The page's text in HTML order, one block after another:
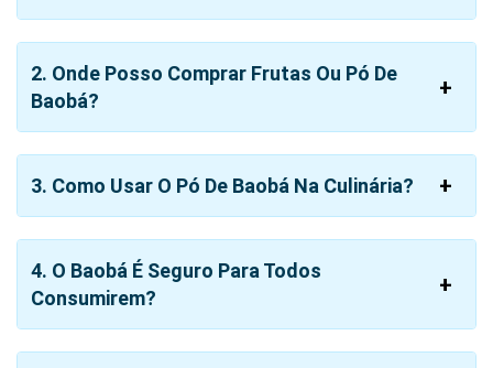
2. Onde Posso Comprar Frutas Ou Pó De
Baobá?
3. Como Usar O Pó De Baobá Na Culinária?
4. O Baobá É Seguro Para Todos
Consumirem?